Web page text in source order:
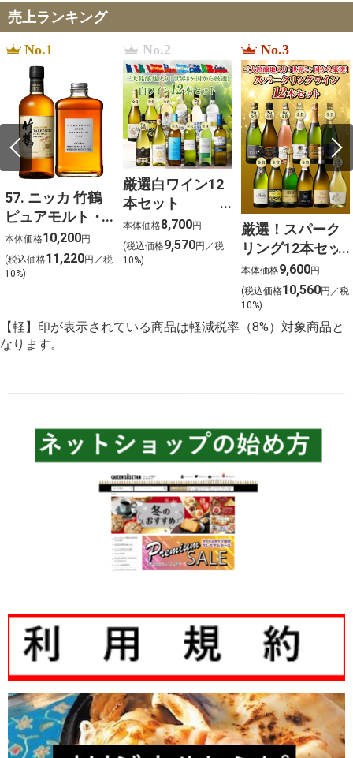
売上ランキング
No.1
57. ニッカ 竹鶴
ピュアモルト・
フロムザバレル
ウイスキー2本セ
ット【北海道ご
本体価格10,200円
(税込価格11,220円／税
10%)
No.2
厳選白ワイン12
本セット
750ml×12
本体価格8,700円
(税込価格9,570円／税
10%)
No.3
厳選！スパーク
リング12本セッ
ト 金賞受賞ワイ
ンを含む１２本
を選びました！
本体価格9,600円
(税込価格10,560円／税
10%)
【軽】印が表示されている商品は軽減税率（8%）対象商品と
なります。